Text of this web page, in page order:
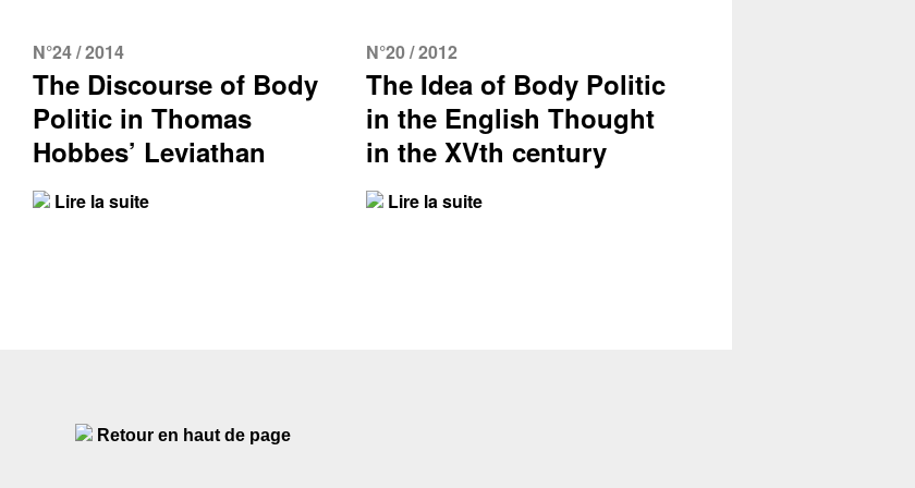
N°24 / 2014
The Discourse of Body
Politic in Thomas
Hobbes’ Leviathan
Lire la suite
N°20 / 2012
The Idea of Body Politic
in the English Thought
in the XVth century
Lire la suite
Retour en haut de page